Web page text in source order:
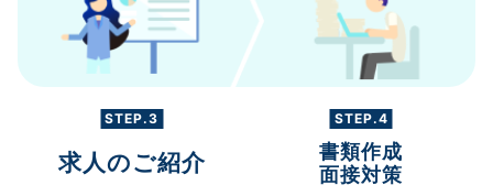
STEP.3
求人のご紹介
STEP.4
書類作成
面接対策